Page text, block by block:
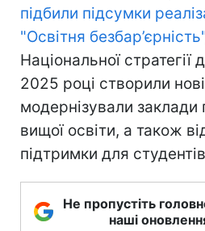
підбили підсумки
"Освітня безбар’єрність"
Національної
2025 році створили
модернізували заклади
вищої освіти, а також
підтримки для
Не пропустіть
наші